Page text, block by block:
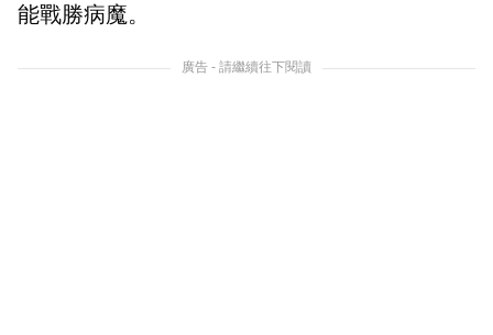
能戰勝病魔。
廣告 - 請繼續往下閱讀